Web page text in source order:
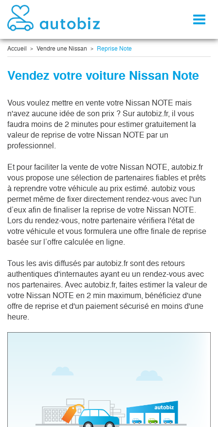
Accueil Vendre une Nissan Reprise Note
Vendez votre voiture Nissan Note
Vous voulez mettre en vente votre Nissan NOTE mais
n'avez aucune idée de son prix ? Sur autobiz.fr, il vous
faudra moins de 2 minutes pour estimer gratuitement la
valeur de reprise de votre Nissan NOTE par un
professionnel.
Et pour faciliter la vente de votre Nissan NOTE, autobiz.fr
vous propose une sélection de partenaires fiables et prêts
à reprendre votre véhicule au prix estimé. autobiz vous
permet même de fixer directement rendez-vous avec l'un
d’eux afin de finaliser la reprise de votre Nissan NOTE.
Lors du rendez-vous, notre partenaire vérifiera l'état de
votre véhicule et vous formulera une offre finale de reprise
basée sur l’offre calculée en ligne.
Tous les avis diffusés par autobiz.fr sont des retours
authentiques d'internautes ayant eu un rendez-vous avec
nos partenaires. Avec autobiz.fr, faites estimer la valeur de
votre Nissan NOTE en 2 min maximum, bénéficiez d'une
offre de reprise et d'un paiement sécurisé en moins d'une
heure.